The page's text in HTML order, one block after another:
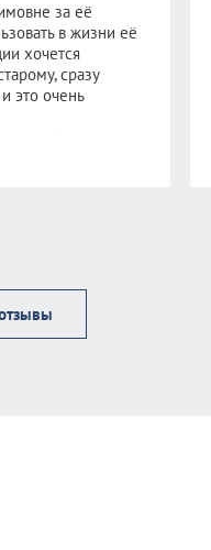
за её
в жизни её
хочется
сразу
это очень
может